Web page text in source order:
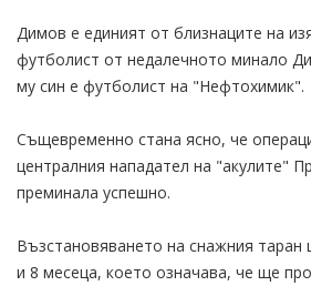
Димов е единият от близнаците на
футболист от недалечното минало
му син е футболист на "Нефтохимик".
Същевременно стана ясно, че
централния нападател на "акулите"
преминала успешно.
Възстановяването на снажния
и 8 месеца, което означава, че ще